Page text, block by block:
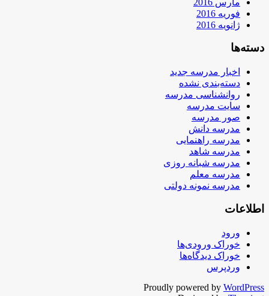
فوریه 2016
ژانویه 2016
دسته‌ها
اخبار مدرسه جدید
دسته‌بندی نشده
روانشناسی مدرسه
سایت مدرسه
صور مدرسه
مدرسه دانش
مدرسه راهنمایی
مدرسه شاهد
مدرسه شبانه روزی
مدرسه معلم
مدرسه نمونه دولتی
اطلاعات
ورود
خوراک ورودی‌ها
خوراک دیدگاه‌ها
وردپرس
Proudly powered by WordPress